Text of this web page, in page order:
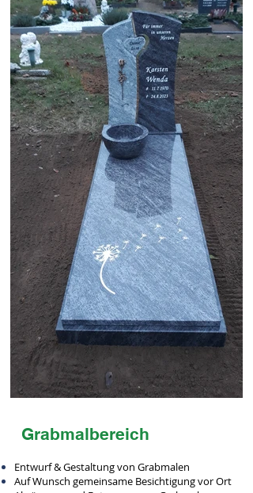
Grabmalbereich
Entwurf & Gestaltung von Grabmalen
Auf Wunsch gemeinsame Besichtigung vor Ort